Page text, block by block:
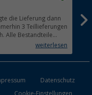
die Lieferung dann
3 Teillieferungen
Alle Bestandteile
Gerät (Gasgrill)weiterlesen
Datenschutz